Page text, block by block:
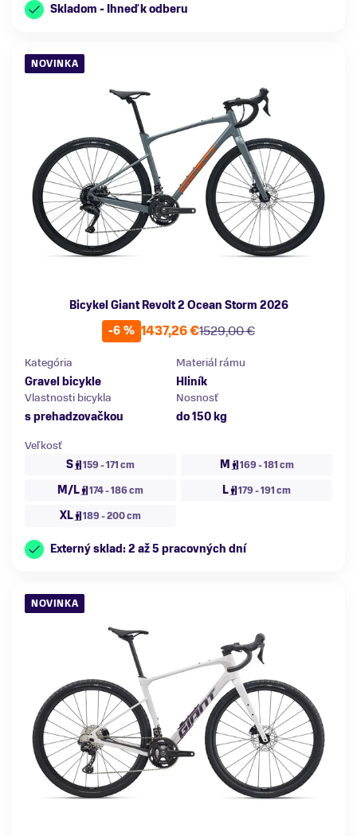
Skladom - Ihneď k odberu
NOVINKA
Bicykel Giant Revolt 2 Ocean Storm 2026
-6 %
1529,00 €
1437,26 €
Kategória
Gravel bicykle
Materiál rámu
Hliník
Vlastnosti bicykla
s prehadzovačkou
Nosnosť
do 150 kg
Veľkosť
S
159 - 171 cm M 169 - 181 cm
M/L 174 - 186 cm L 179 - 191 cm
XL 189 - 200 cm
Externý sklad: 2 až 5 pracovných dní
NOVINKA